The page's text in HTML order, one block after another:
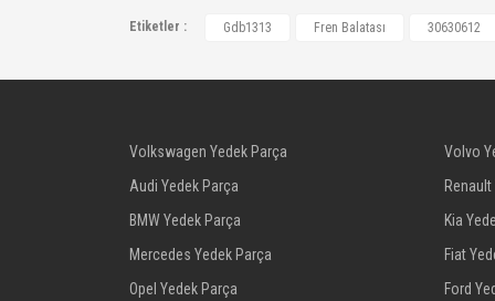
Etiketler : Gdb1313 Fren Balatası 30630612
Volkswagen Yedek Parça
Audi Yedek Parça
BMW Yedek Parça
Mercedes Yedek Parça
Opel Yedek Parça
Volvo
Kia
Fiat
Ford